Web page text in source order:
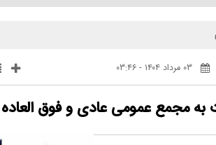
۰۳ مرداد ۱۴۰۴ - ۰۳:۴۶
مجمع عمومی عادی و فوق